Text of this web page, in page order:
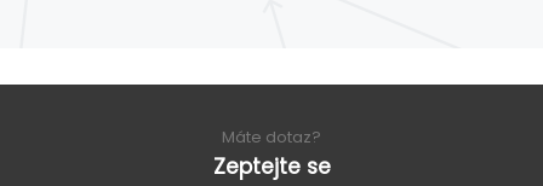
Máte dotaz?
Zeptejte se